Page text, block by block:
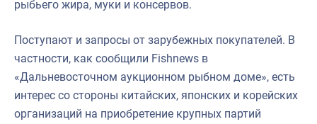
рыбьего жира, муки и консервов.
Поступают и запросы от зарубежных покупателей. В
частности, как сообщили Fishnews в
«Дальневосточном аукционном рыбном доме», есть
интерес со стороны китайских, японских и корейских
организаций на приобретение крупных партий